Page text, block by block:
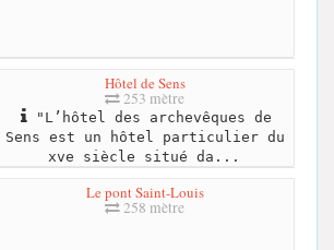
Hôtel de Sens
253 mètre
"L’hôtel des archevêques de
Sens est un hôtel particulier du
xve siècle situé da...
Le pont Saint-Louis
258 mètre